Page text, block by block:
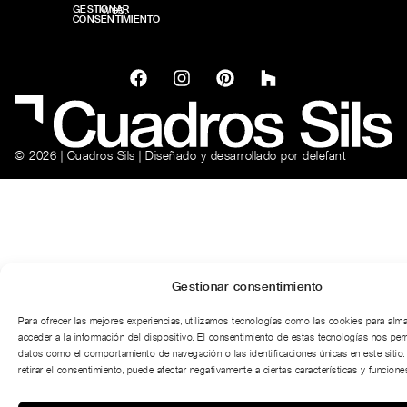
Gestionar consentimiento
Para ofrecer las mejores experiencias, utilizamos tecnologías como las cookies para
acceder a la información del dispositivo. El consentimiento de estas tecnologías nos
datos como el comportamiento de navegación o las identificaciones únicas en este
retirar el consentimiento, puede afectar negativamente a ciertas características y
GESTIONAR
CONSENTIMIENTO
web.
© 2026 | Cuadros Sils | Diseñado y desarrollado por delefant